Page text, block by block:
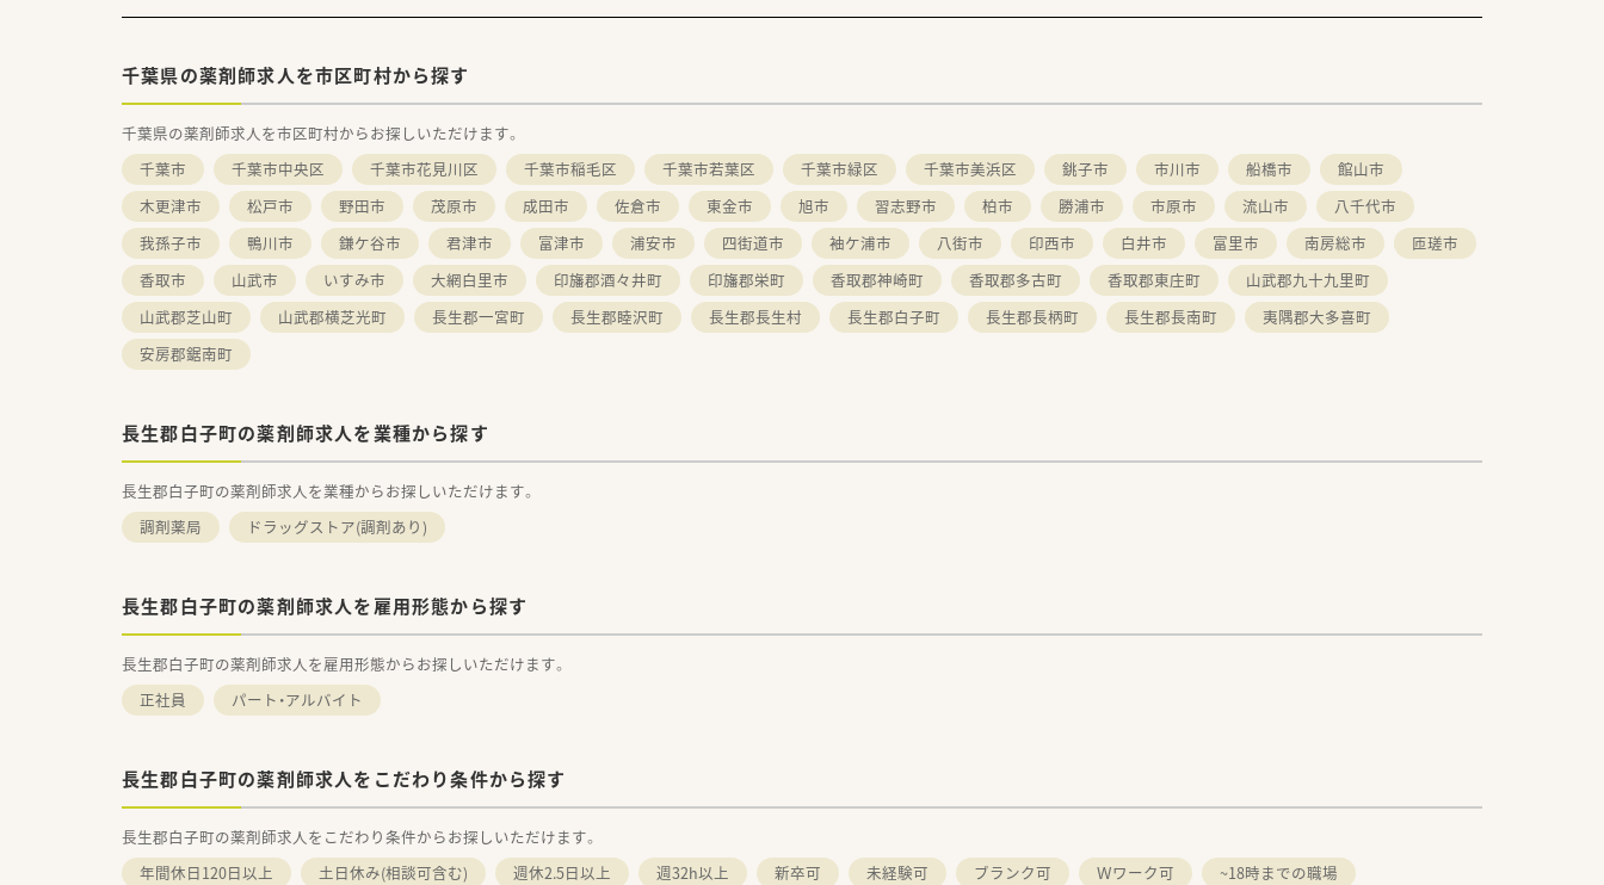
千葉県の薬剤師求人を市区町村から探す
千葉県の薬剤師求人を市区町村からお探しいただけます。
千葉市
千葉市中央区 千葉市花見川区 千葉市稲毛区 千葉市若葉区 千葉市緑区 千葉市美浜区 銚子市 市川市 船橋市
館山市
木更津市
松戸市 野田市 茂原市 成田市 佐倉市 東金市 旭市 習志野市 柏市 勝浦市 市原市 流山市
八千代市
我孫子市
鴨川市 鎌ケ谷市 君津市 富津市 浦安市 四街道市 袖ケ浦市 八街市 印西市 白井市 富里市 南房総市
匝瑳市
香取市
山武市 いすみ市 大網白里市 印旛郡酒々井町 印旛郡栄町 香取郡神崎町 香取郡多古町 香取郡東庄町
山武郡九十九里町
山武郡芝山町
山武郡横芝光町 長生郡一宮町 長生郡睦沢町 長生郡長生村 長生郡白子町 長生郡長柄町 長生郡長南町
夷隅郡大多喜町
安房郡鋸南町
長生郡白子町の薬剤師求人を業種から探す
長生郡白子町の薬剤師求人を業種からお探しいただけます。
調剤薬局
ドラッグストア(調剤あり)
長生郡白子町の薬剤師求人を雇用形態から探す
長生郡白子町の薬剤師求人を雇用形態からお探しいただけます。
正社員
パート・アルバイト
長生郡白子町の薬剤師求人をこだわり条件から探す
長生郡白子町の薬剤師求人をこだわり条件からお探しいただけます。
年間休日120日以上
土日休み(相談可含む) 週休2.5日以上 週32h以上 新卒可 未経験可 ブランク可 Ｗワーク可
~18時までの職場